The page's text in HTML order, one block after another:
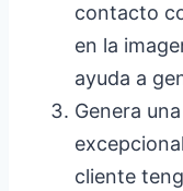
contacto
en la
ayuda a
Genera
cliente